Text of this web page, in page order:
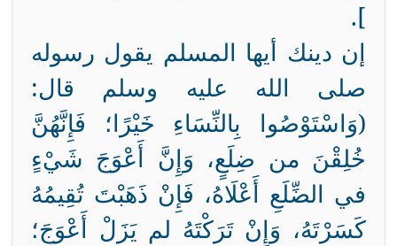
].
إن دينك أيها المسلم يقول رسوله
صلى الله عليه وسلم قال:
(وَاسْتَوْصُوا بِالنِّسَاءِ خَيْرًا؛ فَإِنَّهُنَّ
خُلِقْنَ من ضِلَعٍ، وَإِنَّ أَعْوَجَ شَيْءٍ
في الضِّلَعِ أَعْلَاهُ، فَإِنْ ذَهَبْتَ تُقِيمُهُ
كَسَرْتَهُ، وَإِنْ تَرَكْتَهُ لم يَزَلْ أَعْوَجَ؛